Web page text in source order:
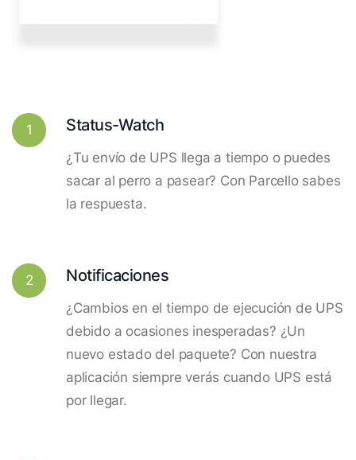
1 Status-Watch
¿Tu envío de UPS llega a tiempo o puedes
sacar al perro a pasear? Con Parcello sabes
la respuesta.
2 Notificaciones
¿Cambios en el tiempo de ejecución de UPS
debido a ocasiones inesperadas? ¿Un
nuevo estado del paquete? Con nuestra
aplicación siempre verás cuando UPS está
por llegar.